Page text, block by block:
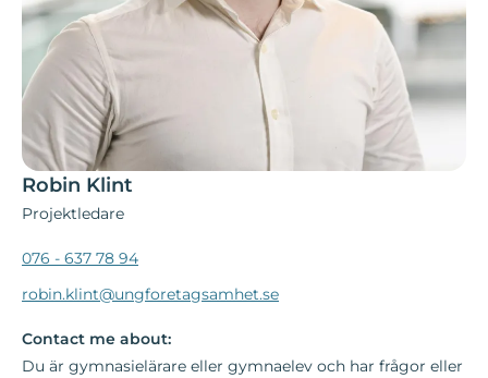
Robin Klint
Projektledare
076 - 637 78 94
robin.klint@ungforetagsamhet.se
Contact me about:
Du är gymnasielärare eller gymnaelev och har frågor eller